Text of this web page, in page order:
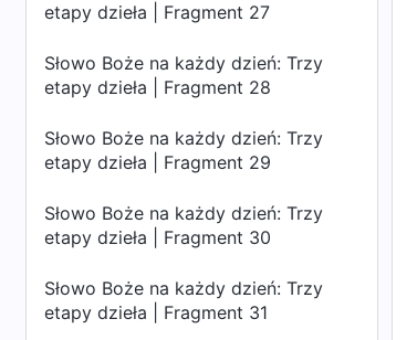
etapy dzieła | Fragment 27
Słowo Boże na każdy dzień: Trzy
etapy dzieła | Fragment 28
Słowo Boże na każdy dzień: Trzy
etapy dzieła | Fragment 29
Słowo Boże na każdy dzień: Trzy
etapy dzieła | Fragment 30
Słowo Boże na każdy dzień: Trzy
etapy dzieła | Fragment 31